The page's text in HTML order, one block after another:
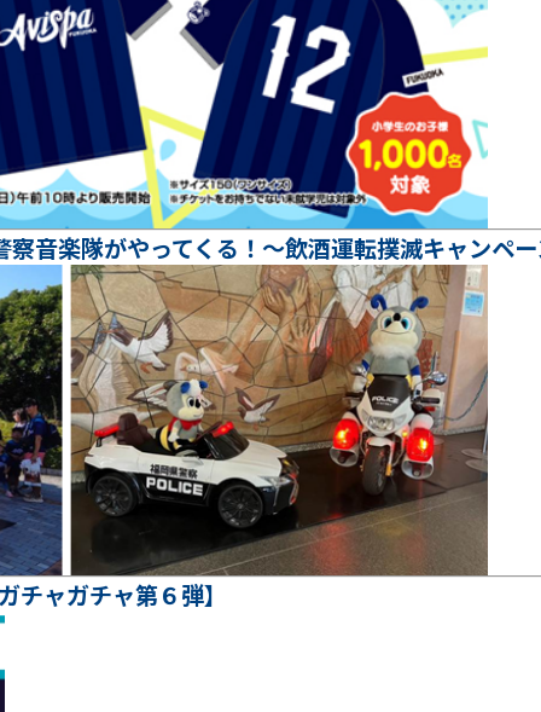
音楽隊がやってくる！～飲酒運転撲滅キャンペ
ャガチャ第６弾】